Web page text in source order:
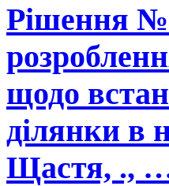
Рішення
щодо
ділянки в
Щастя, .,